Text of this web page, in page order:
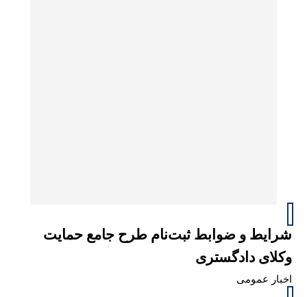
شرایط و ضوابط ثبت‌نام طرح جامع حمایت
وکلای دادگستری
اخبار عمومی